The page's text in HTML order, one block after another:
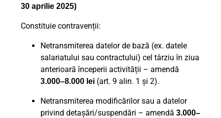
30 aprilie 2025)
Constituie contravenții:
Netransmiterea datelor de bază (ex. datele
salariatului sau contractului) cel târziu în ziua
anterioară începerii activității – amendă
3.000–8.000 lei (art. 9 alin. 1 și 2).
Netransmiterea modificărilor sau a datelor
privind detașări/suspendări – amendă 3.000–